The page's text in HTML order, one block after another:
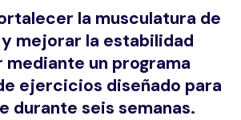
la musculatura de
mejorar la estabilidad
un programa
ejercicios diseñado para
durante seis semanas.